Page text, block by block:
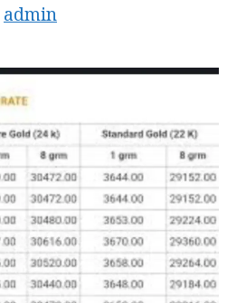
admin